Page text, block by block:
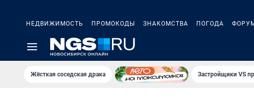
НЕДВИЖИМОСТЬ ПРОМОКОДЫ ЗНАКОМСТВА ПОГОДА
Жёсткая соседская драка Застройщики VS